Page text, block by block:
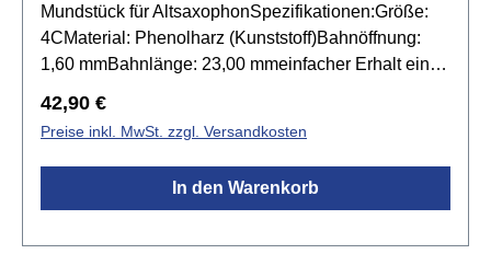
Mundstück für AltsaxophonSpezifikationen:Größe:
4CMaterial: Phenolharz (Kunststoff)Bahnöffnung:
1,60 mmBahnlänge: 23,00 mmeinfacher Erhalt eines
Profis und AnfängerBlattschraube, Kapsel &
Bissgummi nicht im Lieferumfang enthalten!
Regulärer Preis:
42,90 €
Preise inkl. MwSt. zzgl. Versandkosten
In den Warenkorb